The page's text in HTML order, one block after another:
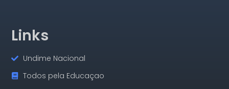
Links
Undime Nacional
Todos pela Educaçao